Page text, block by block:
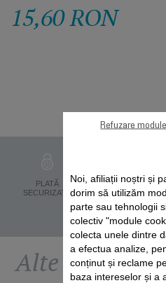
15,60 RON
PLATĂ
SECURIZATĂ
LIVRARE ÎN 8 ZILE
Alte accesorii
Noi, afiliații noștri și
dorim să utilizăm
parte sau tehnologii
colectiv "module
colecta unele dintre
a efectua analize,
conținut și reclame
baza intereselor și a
Refuzare